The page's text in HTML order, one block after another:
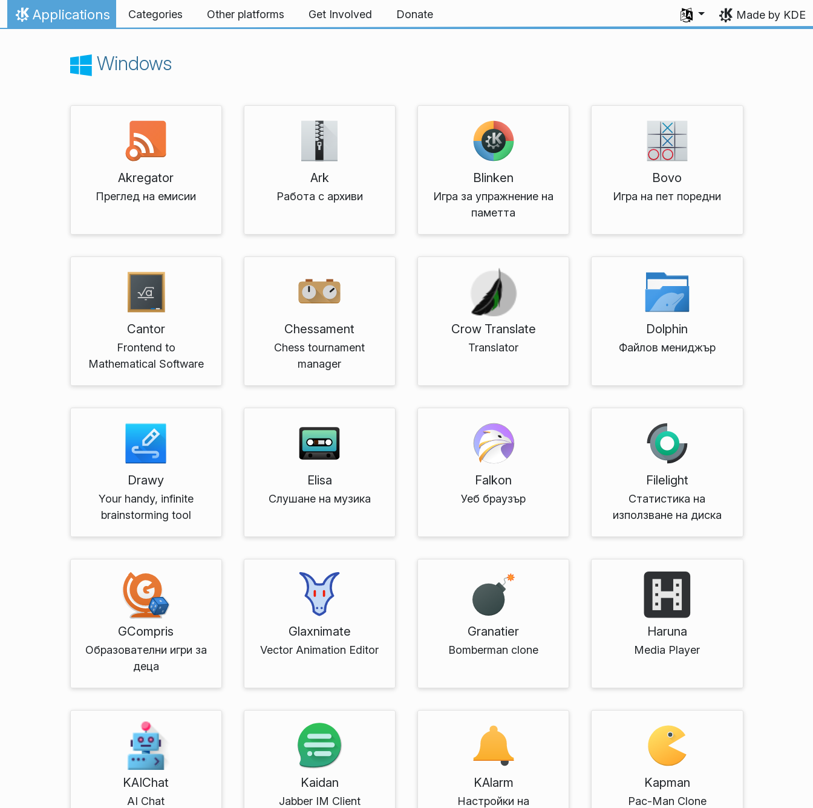
Skip to content
Home
Applications Categories Other platforms Get Involved Donate
Select your language
Made by KDE
Windows
Akregator
Преглед на емисии
Ark
Работа с архиви
Blinken
Игра за упражнение на
паметта
Bovo
Игра на пет поредни
Cantor
Frontend to
Mathematical Software
Chessament
Chess tournament
manager
Crow Translate
Translator
Dolphin
Файлов мениджър
Drawy
Your handy, infinite
brainstorming tool
Elisa
Слушане на музика
Falkon
Уеб браузър
Filelight
Статистика на
използване на диска
GCompris
Образователни игри за
деца
Glaxnimate
Vector Animation Editor
Granatier
Bomberman clone
Haruna
Media Player
KAIChat
AI Chat
Kaidan
Jabber IM Client
KAlarm
Настройки на
Kapman
Pac-Man Clone